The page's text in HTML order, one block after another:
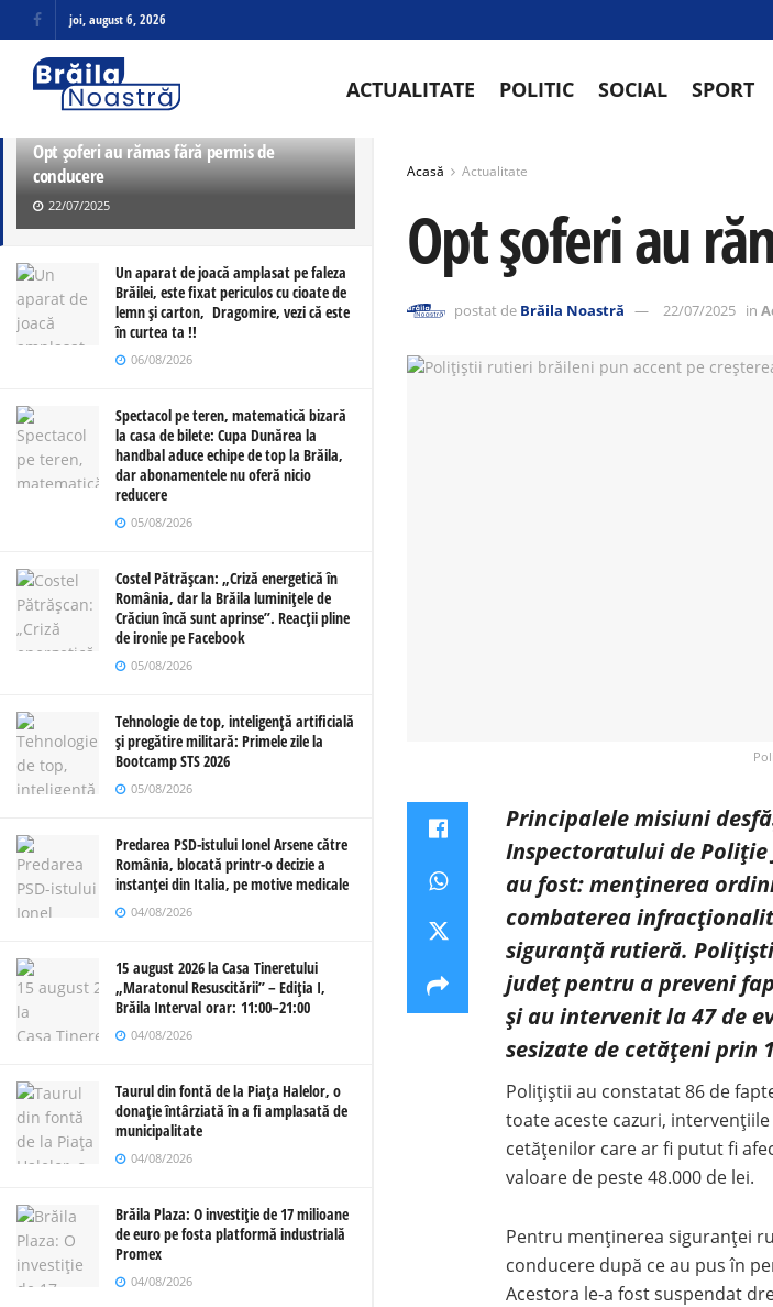
ULTIMELE TRENDING
Opt șoferi au rămas fără permis de
conducere
22/07/2025
Un aparat de joacă amplasat pe faleza
Brăilei, este fixat periculos cu cioate de
lemn și carton, Dragomire, vezi că este
în curtea ta !!
06/08/2026
Spectacol pe teren, matematică bizară
la casa de bilete: Cupa Dunărea la
handbal aduce echipe de top la Brăila,
dar abonamentele nu oferă nicio
reducere
05/08/2026
Costel Pătrășcan: „Criză energetică în
România, dar la Brăila luminițele de
Crăciun încă sunt aprinse”. Reacții pline
de ironie pe Facebook
05/08/2026
Tehnologie de top, inteligență artificială
și pregătire militară: Primele zile la
Bootcamp STS 2026
05/08/2026
Predarea PSD-istului Ionel Arsene către
România, blocată printr-o decizie a
instanței din Italia, pe motive medicale
04/08/2026
15 august 2026 la Casa Tineretului
„Maratonul Resuscitării” – Ediția I,
Brăila Interval orar: 11:00–21:00
04/08/2026
Taurul din fontă de la Piața Halelor, o
donație întârziată în a fi amplasată de
municipalitate
04/08/2026
Brăila Plaza: O investiție de 17 milioane
de euro pe fosta platformă industrială
Promex
04/08/2026
joi, august 6, 2026
ACTUALITATE POLITIC SOCIAL SPORT
Acasă Actualitate
Opt șoferi au
postat de Brăila Noastră 22/07/2025 in
Principalele misiuni
Inspectoratului de
au fost: menținerea
combaterea
siguranță rutieră.
județ pentru a preveni
și au intervenit la 47 de
sesizate de cetățeni prin
Polițiștii au constatat 86 de
toate aceste cazuri,
cetățenilor care ar fi putut fi
valoare de peste 48.000 de lei.
Pentru menținerea siguranței
conducere după ce au pus în
Acestora le-a fost suspendat